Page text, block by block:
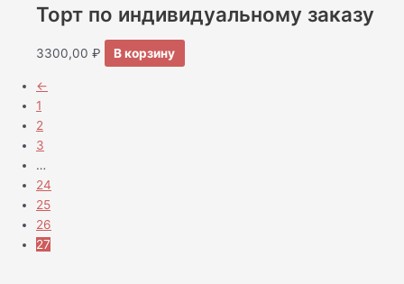
Торт по индивидуальному заказу
3300,00 ₽ В корзину
←
1
2
3
…
24
25
26
27